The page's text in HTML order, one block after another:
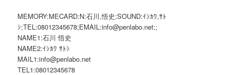
MEMORY:MECARD:N:石川,悟史;SOUND:ｲｼｶﾜ,ｻﾄ
ｼ;TEL:08012345678;EMAIL:info@penlabo.net;;
NAME1:石川 悟史
NAME2:ｲｼｶﾜ ｻﾄｼ
MAIL1:info@penlabo.net
TEL1:08012345678